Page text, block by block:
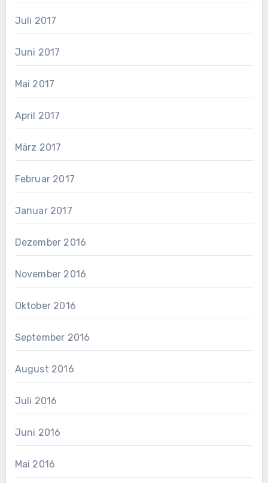
Juli 2017
Juni 2017
Mai 2017
April 2017
März 2017
Februar 2017
Januar 2017
Dezember 2016
November 2016
Oktober 2016
September 2016
August 2016
Juli 2016
Juni 2016
Mai 2016